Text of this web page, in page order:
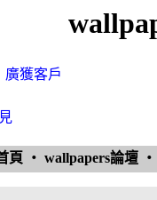
廣獲客戶
頁 ‧ wallpapers論壇